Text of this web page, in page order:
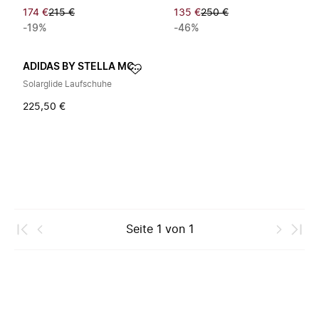
174 €215 €
-19%
135 €250 €
-46%
ADIDAS BY STELLA MCCARTNEY
Solarglide Laufschuhe
225,50 €
Seite 1 von 1